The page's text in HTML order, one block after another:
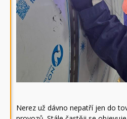
Nerez už dávno nepatří jen do